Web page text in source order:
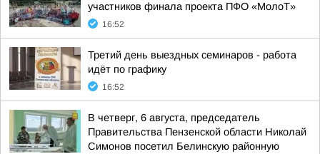
участников финала проекта ПФО «МолоТ»
16:52
Третий день выездных семинаров - работа
идёт по графику
16:52
В четверг, 6 августа, председатель
Правительства Пензенской области Николай
Симонов посетил Белинскую районную